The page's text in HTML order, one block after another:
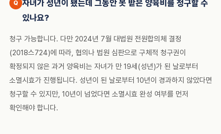
자녀가 성년이 됐는데 그동안 못 받은 양육비를 청구할 수
있나요?
청구 가능합니다. 다만 2024년 7월 대법원 전원합의체 결정
(2018스724)에 따라, 협의나 법원 심판으로 구체적 청구권이
확정되지 않은 과거 양육비는 자녀가 만 19세(성년)가 된 날로부터
소멸시효가 진행됩니다. 성년이 된 날로부터 10년이 경과하지 않았다면
청구할 수 있지만, 10년이 넘었다면 소멸시효 완성 여부를 먼저
확인해야 합니다.